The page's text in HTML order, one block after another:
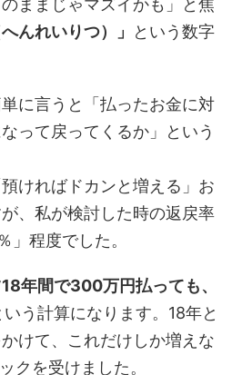
ままじゃマズイかも」と焦
んれいりつ）」
という数字
に言うと「払ったお金に対
って戻ってくるか」という
ければドカンと増える」お
、私が検討した時の返戻率
」程度でした。
年間で300万円払っても、
いう計算になります。18年と
けて、これだけしか増えな
クを受けました。